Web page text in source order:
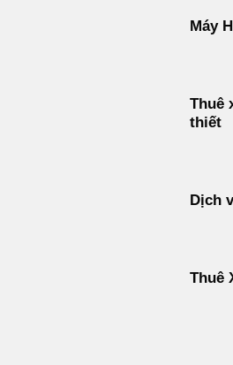
Máy
Thuê
thiết
Dịch
Thuê